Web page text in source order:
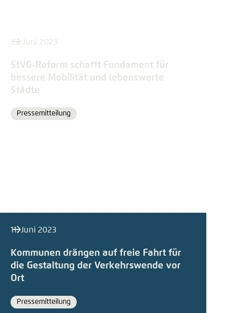
15. Juni 2023
StVG-Reform schafft Fundament für
bessere Mobilität und lebenswerte
Städte
Format
Pressemitteilung
11. Juni 2023
Kommunen drängen auf freie Fahrt für
die Gestaltung der Verkehrswende vor
Ort
Format
Pressemitteilung